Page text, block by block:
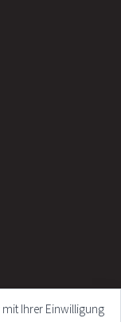
Ihrer Einwilligung